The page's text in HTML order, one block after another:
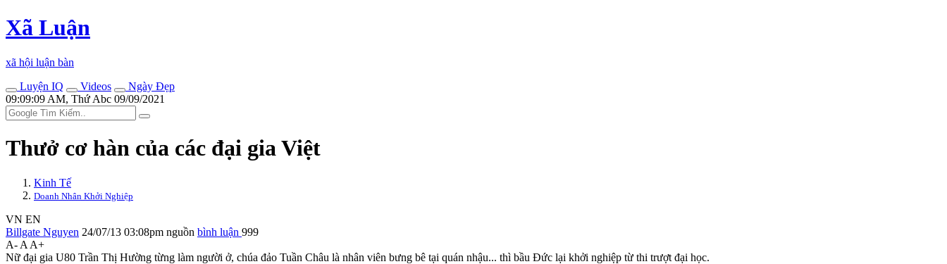
Xã Luận
xã hội luận bàn
Luyện IQ
Videos
Ngày Đẹp
09:09:09 AM, Thứ Abc 09/09/2021
Thưở cơ hàn của các đại gia Việt
Kinh Tế
Doanh Nhân Khởi Nghiệp
VN EN
Billgate Nguyen 24/07/13 03:08pm nguồn bình luận 999
A- A A+
Nữ đại gia U80 Trần Thị Hường từng làm người ở, chúa đảo Tuần Châu là nhân viên bưng bê tại quán nhậu... thì bầu Đức lại khởi nghiệp từ thi trượt đại học.